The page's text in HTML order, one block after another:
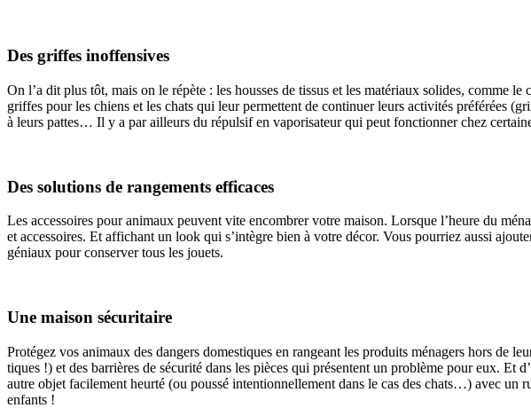
Des griffes inoffensives
On l’a dit plus tôt, mais on le répète : les housses de tissus et les matériaux solides, comme
griffes pour les chiens et les chats qui leur permettent de continuer leurs activités préférées
à leurs pattes… Il y a par ailleurs du répulsif en vaporisateur qui peut fonctionner chez
Des solutions de rangements efficaces
Les accessoires pour animaux peuvent vite encombrer votre maison. Lorsque l’heure du
et accessoires. Et affichant un look qui s’intègre bien à votre décor. Vous pourriez aussi
géniaux pour conserver tous les jouets.
Une maison sécuritaire
Protégez vos animaux des dangers domestiques en rangeant les produits ménagers hors de
tiques !) et des barrières de sécurité dans les pièces qui présentent un problème pour eux.
autre objet facilement heurté (ou poussé intentionnellement dans le cas des chats…) avec un
enfants !